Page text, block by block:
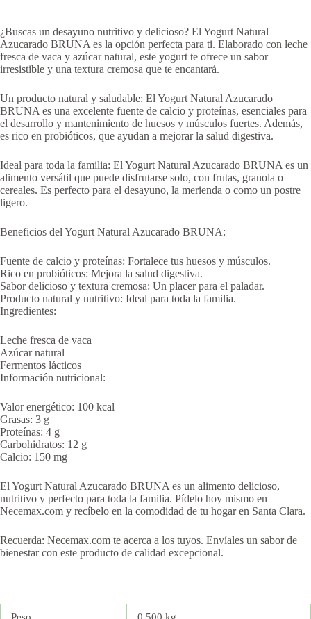
¿Buscas un desayuno nutritivo y delicioso? El Yogurt Natural
Azucarado BRUNA es la opción perfecta para ti. Elaborado con leche
fresca de vaca y azúcar natural, este yogurt te ofrece un sabor
irresistible y una textura cremosa que te encantará.
Un producto natural y saludable: El Yogurt Natural Azucarado
BRUNA es una excelente fuente de calcio y proteínas, esenciales para
el desarrollo y mantenimiento de huesos y músculos fuertes. Además,
es rico en probióticos, que ayudan a mejorar la salud digestiva.
Ideal para toda la familia: El Yogurt Natural Azucarado BRUNA es un
alimento versátil que puede disfrutarse solo, con frutas, granola o
cereales. Es perfecto para el desayuno, la merienda o como un postre
ligero.
Beneficios del Yogurt Natural Azucarado BRUNA:
Fuente de calcio y proteínas: Fortalece tus huesos y músculos.
Rico en probióticos: Mejora la salud digestiva.
Sabor delicioso y textura cremosa: Un placer para el paladar.
Producto natural y nutritivo: Ideal para toda la familia.
Ingredientes:
Leche fresca de vaca
Azúcar natural
Fermentos lácticos
Información nutricional:
Valor energético: 100 kcal
Grasas: 3 g
Proteínas: 4 g
Carbohidratos: 12 g
Calcio: 150 mg
El Yogurt Natural Azucarado BRUNA es un alimento delicioso,
nutritivo y perfecto para toda la familia. Pídelo hoy mismo en
Necemax.com y recíbelo en la comodidad de tu hogar en Santa Clara.
Recuerda: Necemax.com te acerca a los tuyos. Envíales un sabor de
bienestar con este producto de calidad excepcional.